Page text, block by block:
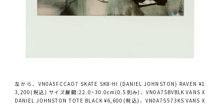
左から、VN0A5FCCAO7 SKATE SK8-HI (DANIEL JOHNSTON) RAVEN ¥1
3,200(税込) サイズ展開:22.0~30.0cm(0.5刻み)、VN0A7SBVBLK VANS X
DANIEL JOHNSTON TOTE BLACK ¥6,600(税込)、VN0A7S573KS VANS X